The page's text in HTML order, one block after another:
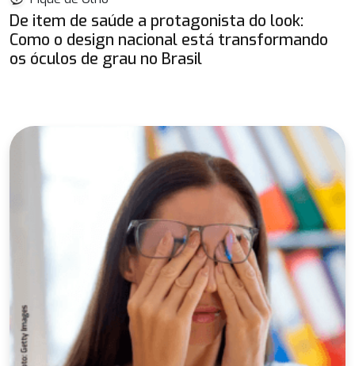
De item de saúde a protagonista do look:
Como o design nacional está transformando
os óculos de grau no Brasil